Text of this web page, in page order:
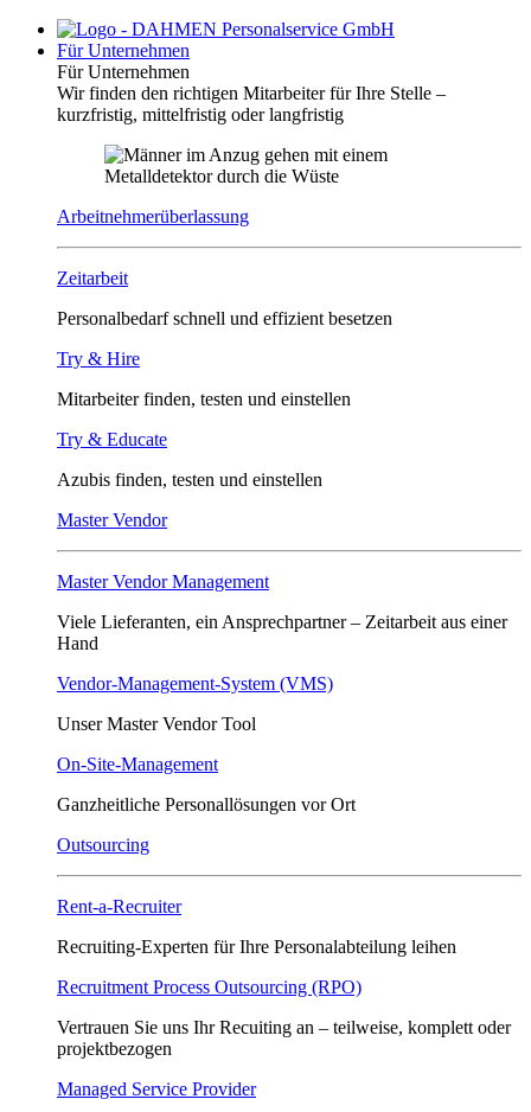
Für Unternehmen
Für Unternehmen
Wir finden den richtigen Mitarbeiter für Ihre Stelle –
kurzfristig, mittelfristig oder langfristig
Arbeitnehmerüberlassung
Zeitarbeit
Personalbedarf schnell und effizient besetzen
Try & Hire
Mitarbeiter finden, testen und einstellen
Try & Educate
Azubis finden, testen und einstellen
Master Vendor
Master Vendor Management
Viele Lieferanten, ein Ansprech­partner – Zeitarbeit aus einer
Hand
Vendor-Management-System (VMS)
Unser Master Vendor Tool
On-Site-Management
Ganzheitliche Personallösungen vor Ort
Outsourcing
Rent-a-Recruiter
Recruiting-Experten für Ihre Personalabteilung leihen
Recruitment Process Outsourcing (RPO)
Vertrauen Sie uns Ihr Recuiting an – teilweise, komplett oder
projektbezogen
Managed Service Provider